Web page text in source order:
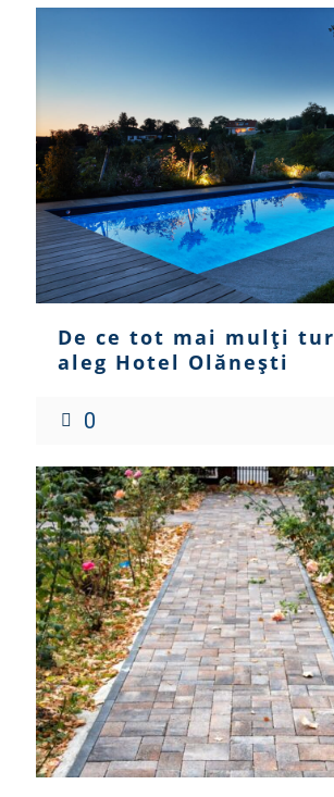
De ce tot mai mulți
aleg Hotel Olănești
0